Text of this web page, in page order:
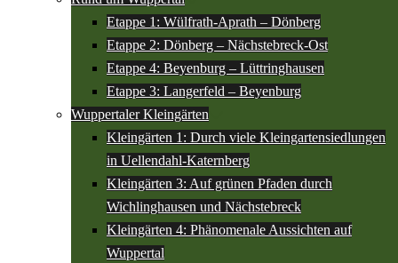
Etappe 1: Wülfrath-Aprath – Dönberg
Etappe 2: Dönberg – Nächstebreck-Ost
Etappe 4: Beyenburg – Lüttringhausen
Etappe 3: Langerfeld – Beyenburg
Wuppertaler Kleingärten
Kleingärten 1: Durch viele Kleingartensiedlungen
in Uellendahl-Katernberg
Kleingärten 3: Auf grünen Pfaden durch
Wichlinghausen und Nächstebreck
Kleingärten 4: Phänomenale Aussichten auf
Wuppertal